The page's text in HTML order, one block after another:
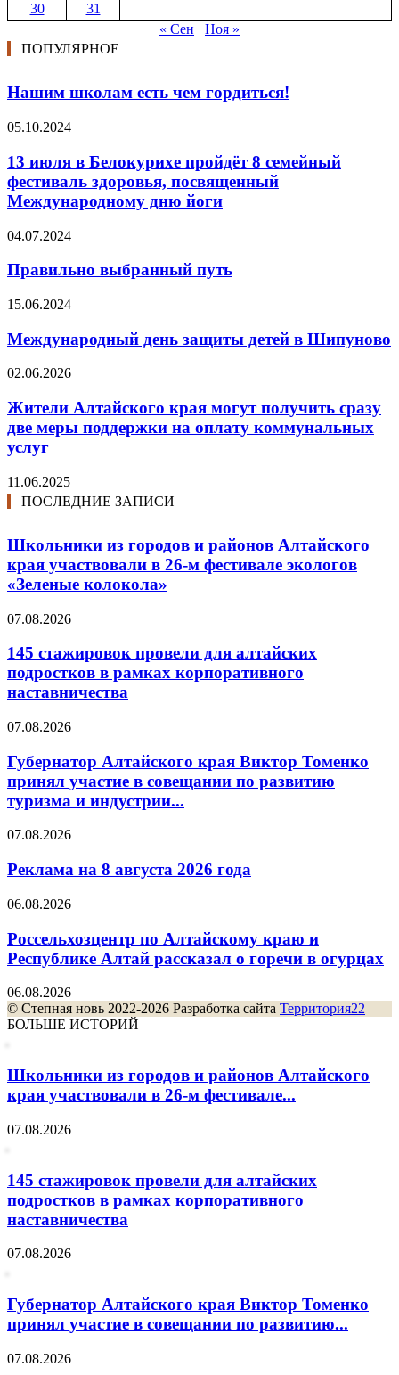
30
31
« Сен
Ноя »
ПОПУЛЯРНОЕ
Нашим школам есть чем гордиться!
05.10.2024
13 июля в Белокурихе пройдёт 8 семейный
фестиваль здоровья, посвященный
Международному дню йоги
04.07.2024
Правильно выбранный путь
15.06.2024
Международный день защиты детей в Шипуново
02.06.2026
Жители Алтайского края могут получить сразу
две меры поддержки на оплату коммунальных
услуг
11.06.2025
ПОСЛЕДНИЕ ЗАПИСИ
Школьники из городов и районов Алтайского
края участвовали в 26-м фестивале экологов
«Зеленые колокола»
07.08.2026
145 стажировок провели для алтайских
подростков в рамках корпоративного
наставничества
07.08.2026
Губернатор Алтайского края Виктор Томенко
принял участие в совещании по развитию
туризма и индустрии...
07.08.2026
Реклама на 8 августа 2026 года
06.08.2026
Россельхозцентр по Алтайскому краю и
Республике Алтай рассказал о горечи в огурцах
06.08.2026
© Степная новь 2022-2026 Разработка сайта Территория22
БОЛЬШЕ ИСТОРИЙ
Школьники из городов и районов Алтайского
края участвовали в 26-м фестивале...
07.08.2026
145 стажировок провели для алтайских
подростков в рамках корпоративного
наставничества
07.08.2026
Губернатор Алтайского края Виктор Томенко
принял участие в совещании по развитию...
07.08.2026